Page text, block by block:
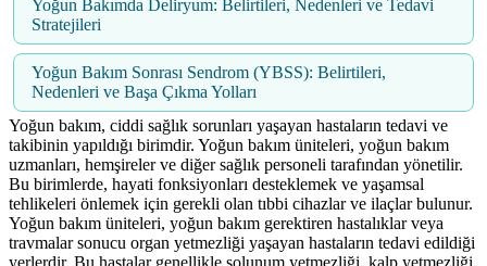
Yoğun Bakımda Deliryum: Belirtileri, Nedenleri ve Tedavi
Stratejileri
Yoğun Bakım Sonrası Sendrom (YBSS): Belirtileri,
Nedenleri ve Başa Çıkma Yolları
Yoğun bakım, ciddi sağlık sorunları yaşayan hastaların tedavi ve
takibinin yapıldığı birimdir. Yoğun bakım üniteleri, yoğun bakım
uzmanları, hemşireler ve diğer sağlık personeli tarafından yönetilir.
Bu birimlerde, hayati fonksiyonları desteklemek ve yaşamsal
tehlikeleri önlemek için gerekli olan tıbbi cihazlar ve ilaçlar bulunur.
Yoğun bakım üniteleri, yoğun bakım gerektiren hastalıklar veya
travmalar sonucu organ yetmezliği yaşayan hastaların tedavi edildiği